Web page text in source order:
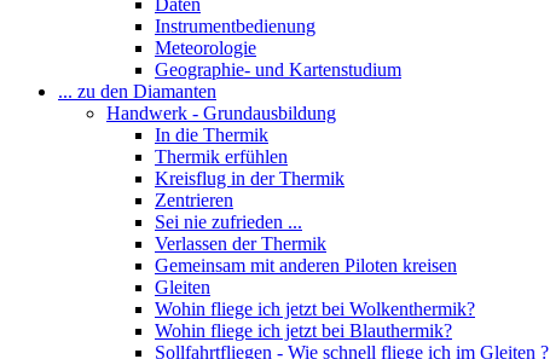
Daten
Instrumentbedienung
Meteorologie
Geographie- und Kartenstudium
... zu den Diamanten
Handwerk - Grundausbildung
In die Thermik
Thermik erfühlen
Kreisflug in der Thermik
Zentrieren
Sei nie zufrieden ...
Verlassen der Thermik
Gemeinsam mit anderen Piloten kreisen
Gleiten
Wohin fliege ich jetzt bei Wolkenthermik?
Wohin fliege ich jetzt bei Blauthermik?
Sollfahrtfliegen - Wie schnell fliege ich im Gleiten ?